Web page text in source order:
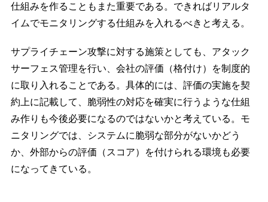
仕組みを作ることもまた重要である。できればリアルタ
イムでモニタリングする仕組みを入れるべきと考える。
サプライチェーン攻撃に対する施策としても、アタック
サーフェス管理を行い、会社の評価（格付け）を制度的
に取り入れることである。具体的には、評価の実施を契
約上に記載して、脆弱性の対応を確実に行うような仕組
み作りも今後必要になるのではないかと考えている。モ
ニタリングでは、システムに脆弱な部分がないかどう
か、外部からの評価（スコア）を付けられる環境も必要
になってきている。